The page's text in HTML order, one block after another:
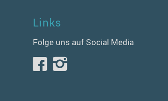
Links
Folge uns auf Social Media